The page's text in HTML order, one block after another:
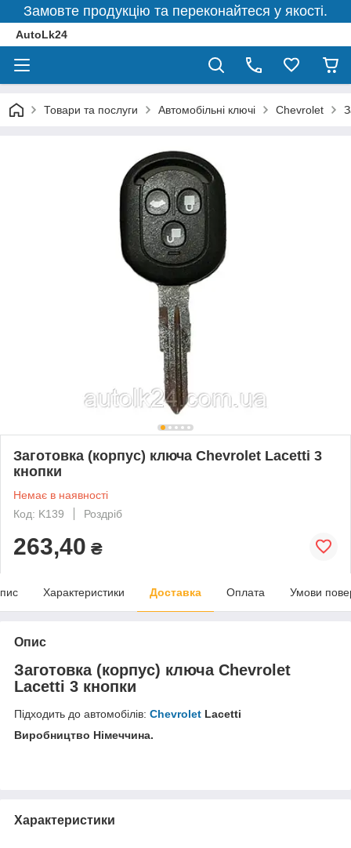
Замовте продукцію та переконайтеся у якості.
AutoLk24
Товари та послуги Автомобільні ключі Chevrolet
Заготовка (корпус) ключа Chevrolet Lacetti 3
кнопки
Немає в наявності
Код: K139
Роздріб
263,40 ₴
Характеристики Доставка Оплата Умови
Опис
Заготовка (корпус) ключа Chevrolet
Lacetti 3 кнопки
Підходить до автомобілів: Chevrolet Lacetti
Виробництво Німеччина.
Характеристики